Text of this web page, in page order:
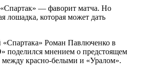
Роман Павлюченко в
поделился мнением о предстоящем
красно-белыми и «Уралом».